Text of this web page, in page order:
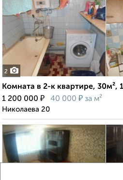
2
Комната в 2-к квартире, 30м²,
1 200 000 ₽ 40 000 ₽ за м²
Николаева 20